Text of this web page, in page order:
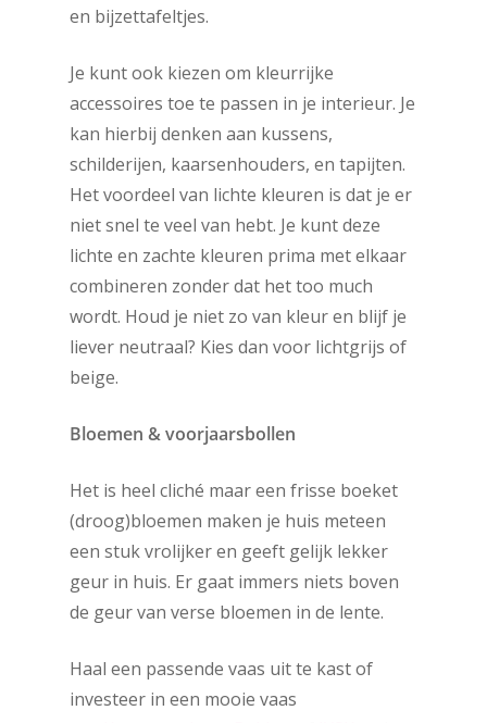
en bijzettafeltjes.
Je kunt ook kiezen om kleurrijke
accessoires toe te passen in je interieur. Je
kan hierbij denken aan kussens,
schilderijen, kaarsenhouders, en tapijten.
Het voordeel van lichte kleuren is dat je er
niet snel te veel van hebt. Je kunt deze
lichte en zachte kleuren prima met elkaar
combineren zonder dat het too much
wordt. Houd je niet zo van kleur en blijf je
liever neutraal? Kies dan voor lichtgrijs of
beige.
Bloemen & voorjaarsbollen
Het is heel cliché maar een frisse boeket
(droog)bloemen maken je huis meteen
een stuk vrolijker en geeft gelijk lekker
geur in huis. Er gaat immers niets boven
de geur van verse bloemen in de lente.
Haal een passende vaas uit te kast of
investeer in een mooie vaas